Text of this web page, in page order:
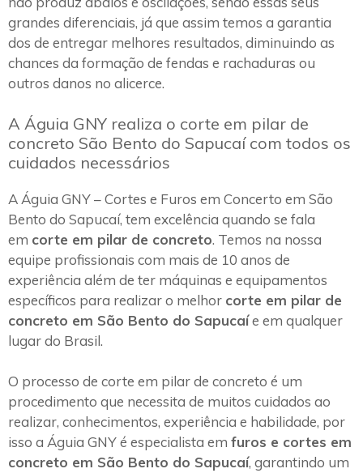
grandes diferenciais, já que assim temos a garantia
dos de entregar melhores resultados, diminuindo as
chances da formação de fendas e rachaduras ou
outros danos no alicerce.
A Águia GNY realiza o corte em pilar de
concreto São Bento do Sapucaí com todos os
cuidados necessários
A Águia GNY – Cortes e Furos em Concerto em São
Bento do Sapucaí, tem excelência quando se fala
em corte em pilar de concreto. Temos na nossa
equipe profissionais com mais de 10 anos de
experiência além de ter máquinas e equipamentos
específicos para realizar o melhor corte em pilar de
concreto em São Bento do Sapucaíe em qualquer
lugar do Brasil.
O processo de corte em pilar de concreto é um
procedimento que necessita de muitos cuidados ao
realizar, conhecimentos, experiência e habilidade, por
isso a Águia GNY é especialista em furos e cortes em
concreto em São Bento do Sapucaí, garantindo um